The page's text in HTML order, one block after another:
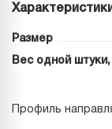
Характеристики
Размер
Вес одной
Профиль